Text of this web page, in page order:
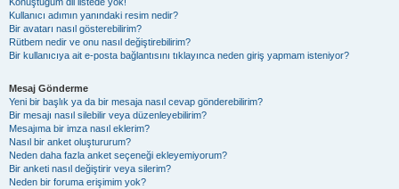
Kullanıcı adımın yanındaki resim nedir?
Bir avatarı nasıl gösterebilirim?
Rütbem nedir ve onu nasıl değiştirebilirim?
Bir kullanıcıya ait e-posta bağlantısını tıklayınca neden giriş yapmam isteniyor?
Mesaj Gönderme
Yeni bir başlık ya da bir mesaja nasıl cevap gönderebilirim?
Bir mesajı nasıl silebilir veya düzenleyebilirim?
Mesajıma bir imza nasıl eklerim?
Nasıl bir anket oluştururum?
Neden daha fazla anket seçeneği ekleyemiyorum?
Bir anketi nasıl değiştirir veya silerim?
Neden bir foruma erişimim yok?